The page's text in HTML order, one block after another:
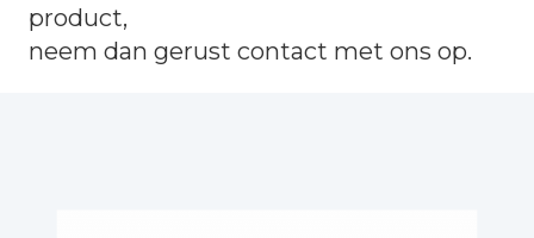
product,
neem dan gerust contact met ons op.